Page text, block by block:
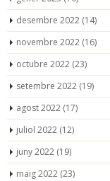
desembre 2022 (14)
novembre 2022 (16)
octubre 2022 (23)
setembre 2022 (19)
agost 2022 (17)
juliol 2022 (12)
juny 2022 (19)
maig 2022 (23)